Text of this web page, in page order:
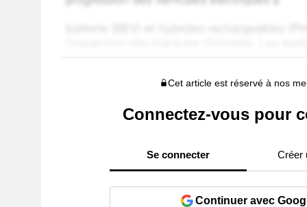
Cet article est réservé à nos
Connectez-vous pour
Se connecter Créer
Continuer avec